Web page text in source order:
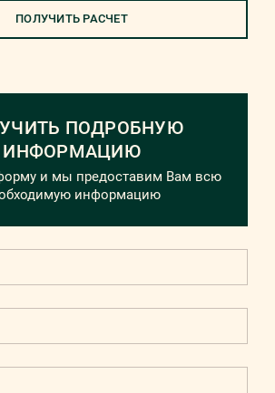
ПОЛУЧИТЬ РАСЧЕТ
ПОДРОБНУЮ
ИНФОРМАЦИЮ
и мы предоставим Вам всю
информацию